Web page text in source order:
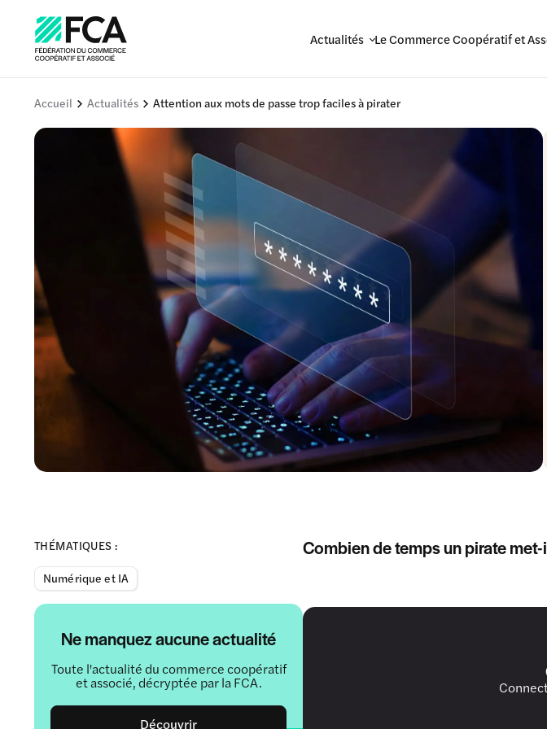
Actualités Le Commerce Coopératif et
Accueil Actualités Attention aux mots de passe trop faciles à pirater
THÉMATIQUES :
Numérique et IA
Ne manquez aucune actualité
Toute l'actualité du commerce coopératif
et associé, décryptée par la FCA.
Découvrir
Combien de temps un pirate